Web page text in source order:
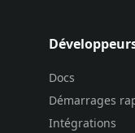
Docs
Démarrages
Intégrations